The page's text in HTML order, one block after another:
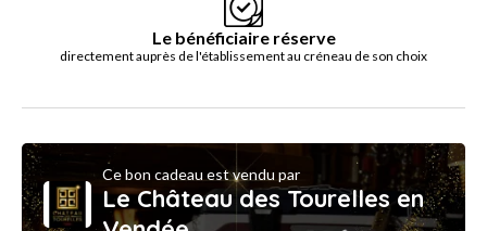
Le bénéficiaire réserve
directement auprès de l'établissement au créneau de son choix
Ce bon cadeau est vendu par
Le Château des Tourelles en